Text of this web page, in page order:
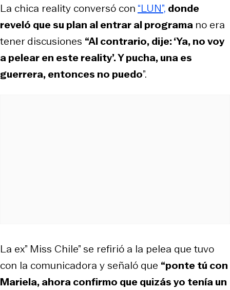
La chica reality conversó con “LUN”, donde
reveló que su plan al entrar al programa no era
tener discusiones “Al contrario, dije: ‘Ya, no voy
a pelear en este reality’. Y pucha, una es
guerrera, entonces no puedo”.
La ex” Miss Chile” se refirió a la pelea que tuvo
con la comunicadora y señaló que “ponte tú con
Mariela, ahora confirmo que quizás yo tenía un